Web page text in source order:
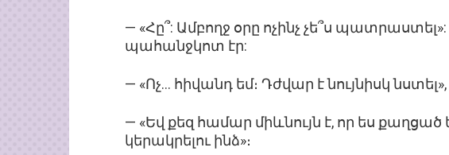
— «Հը՞: Ամբողջ օրը ոչինչ չե՞ս
պահանջկոտ էր:
— «Ոչ… հիվանդ եմ։ Դժվար է նույնիսկ
— «Եվ քեզ համար միևնույն է, որ ես քաղցած
կերակրելու ինձ»։